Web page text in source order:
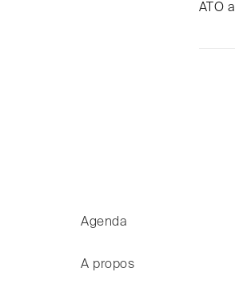
ATO
Agenda
A propos